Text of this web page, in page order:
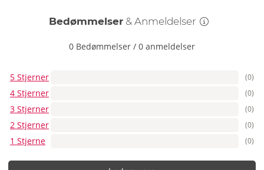
Bedømmelser & Anmeldelser
0 Bedømmelser / 0 anmeldelser
5 Stjerner (0)
4 Stjerner (0)
3 Stjerner (0)
2 Stjerner (0)
1 Stjerne (0)